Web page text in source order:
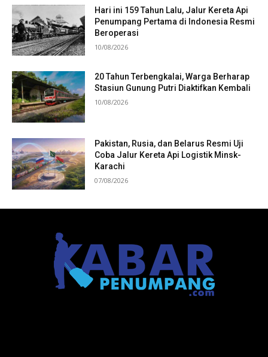
Hari ini 159 Tahun Lalu, Jalur Kereta Api
Penumpang Pertama di Indonesia Resmi
Beroperasi
10/08/2026
20 Tahun Terbengkalai, Warga Berharap
Stasiun Gunung Putri Diaktifkan Kembali
10/08/2026
Pakistan, Rusia, dan Belarus Resmi Uji
Coba Jalur Kereta Api Logistik Minsk-
Karachi
07/08/2026